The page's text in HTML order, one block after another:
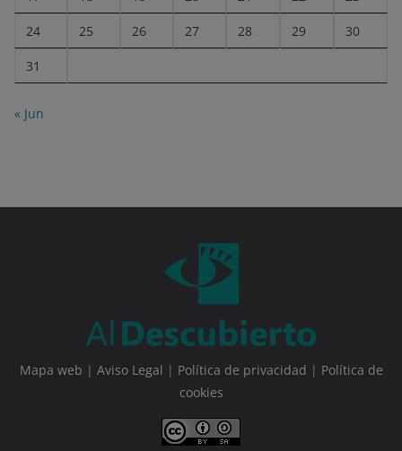
24 25 26 27 28 29 30
31
« Jun
Mapa web | Aviso Legal | Política de privacidad | Política de
cookies